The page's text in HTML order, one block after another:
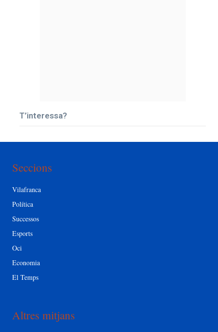
T’interessa?
Seccions
Vilafranca
Política
Successos
Esports
Oci
Economia
El Temps
Altres mitjans